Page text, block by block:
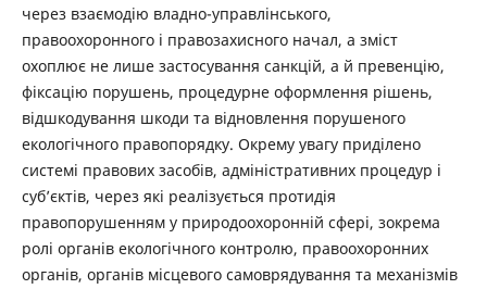
через взаємодію владно-управлінського,
правоохоронного і правозахисного начал, а зміст
охоплює не лише застосування санкцій, а й превенцію,
фіксацію порушень, процедурне оформлення рішень,
відшкодування шкоди та відновлення порушеного
екологічного правопорядку. Окрему увагу приділено
системі правових засобів, адміністративних процедур і
суб’єктів, через які реалізується протидія
правопорушенням у природоохоронній сфері, зокрема
ролі органів екологічного контролю, правоохоронних
органів, органів місцевого самоврядування та механізмів